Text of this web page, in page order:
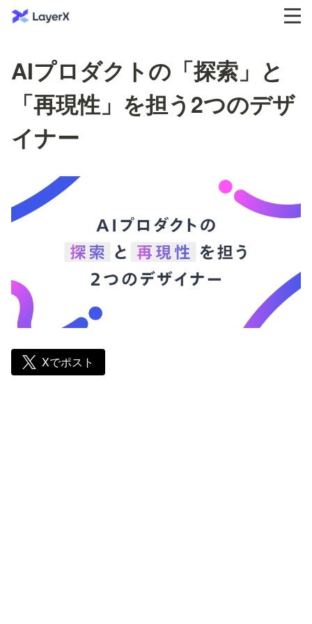
AIプロダクトの「探索」と
「再現性」を担う2つのデザ
イナー
Xでポスト